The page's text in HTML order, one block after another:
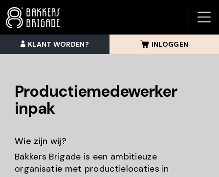
KLANT WORDEN? INLOGGEN
Productiemedewerker
inpak
Wie zijn wij?
Bakkers Brigade is een ambitieuze
organisatie met productielocaties in